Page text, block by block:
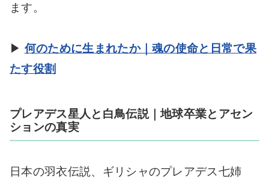
ます。
▶ 何のために生まれたか｜魂の使命と日常で果
たす役割
プレアデス星人と白鳥伝説｜地球卒業とアセン
ションの真実
日本の羽衣伝説、ギリシャのプレアデス七姉